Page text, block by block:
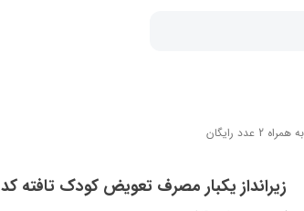
زیرانداز یکبار مصرف تعویض کودک تافته کد 525200 بسته 10 عددی به همراه 2 عدد رایگان